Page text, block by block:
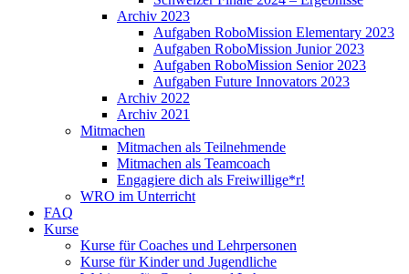
Archiv 2023
Aufgaben RoboMission Elementary 2023
Aufgaben RoboMission Junior 2023
Aufgaben RoboMission Senior 2023
Aufgaben Future Innovators 2023
Archiv 2022
Archiv 2021
Mitmachen
Mitmachen als Teilnehmende
Mitmachen als Teamcoach
Engagiere dich als Freiwillige*r!
WRO im Unterricht
FAQ
Kurse
Kurse für Coaches und Lehrpersonen
Kurse für Kinder und Jugendliche